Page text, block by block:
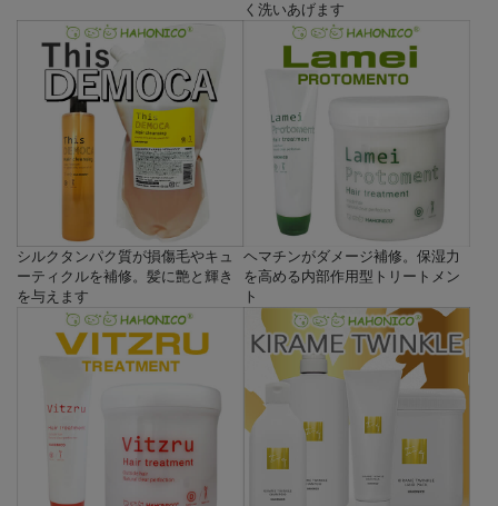
く洗いあげます
シルクタンパク質が損傷毛やキュ
ーティクルを補修。髪に艶と輝き
を与えます
ヘマチンがダメージ補修。保湿力
を高める内部作用型トリートメン
ト